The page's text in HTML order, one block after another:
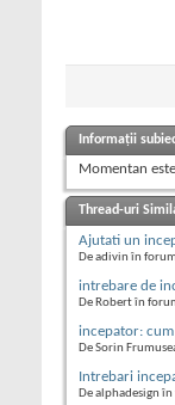
Informații
Momentan
Thread-uri
Ajutati un
De adivin în
intrebare de
De Robert în
incepator:
De Sorin
Intrebari
De alphadesign